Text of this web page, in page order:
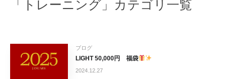
「トレーニング」カテゴリ一覧
ブログ
LIGHT 50,000円 福袋
2024.12.27